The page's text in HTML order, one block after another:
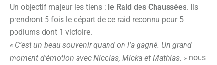
Un objectif majeur les tiens : le Raid des Chaussées. Ils
prendront 5 fois le départ de ce raid reconnu pour 5
podiums dont 1 victoire.
« C’est un beau souvenir quand on l’a gagné. Un grand
moment d’émotion avec Nicolas, Micka et Mathias. » nous